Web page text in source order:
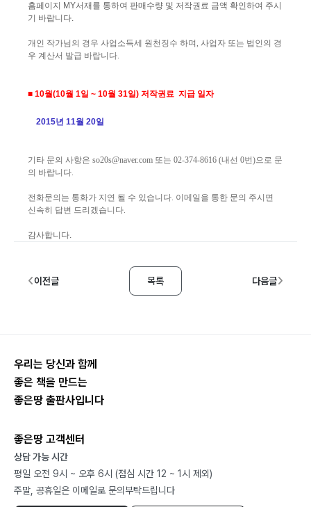
홈페이지 MY서재를 통하여 판매수량 및 저작권료 금액 확인하여 주시
기 바랍니다.
개인 작가님의 경우 사업소득세 원천징수 하며, 사업자 또는 법인의 경
우 계산서 발급 바랍니다.
■ 10월(10월 1일 ~ 10월 31일) 저작권료 지급 일자
2015년 11월 20일
기타 문의 사항은 so20s@naver.com 또는 02-374-8616 (내선 0번)으로 문
의 바랍니다.
전화문의는 통화가 지연 될 수 있습니다. 이메일을 통한 문의 주시면
신속히 답변 드리겠습니다.
감사합니다.
이전글 목록 다음글
우리는 당신과 함께
좋은 책을 만드는
좋은땅 출판사입니다
좋은땅 고객센터
상담 가능 시간
평일 오전 9시 ~ 오후 6시 (점심 시간 12 ~ 1시 제외)
주말, 공휴일은 이메일로 문의부탁드립니다